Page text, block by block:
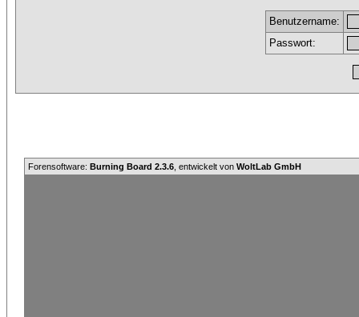
Benutzername:
Passwort:
Forensoftware: Burning Board 2.3.6 , entwickelt von WoltLab GmbH